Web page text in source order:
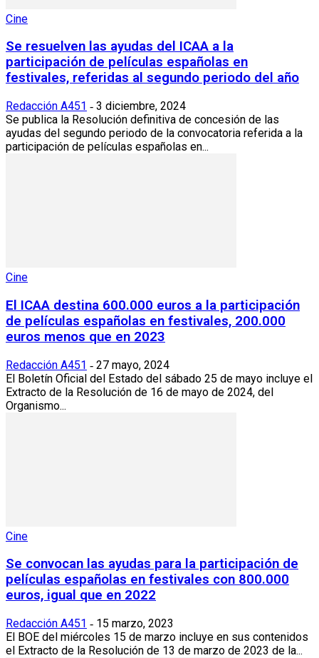
Cine
Se resuelven las ayudas del ICAA a la
participación de películas españolas en
festivales, referidas al segundo periodo del año
Redacción A451 - 3 diciembre, 2024
Se publica la Resolución definitiva de concesión de las
ayudas del segundo periodo de la convocatoria referida a la
participación de películas españolas en...
Cine
El ICAA destina 600.000 euros a la participación
de películas españolas en festivales, 200.000
euros menos que en 2023
Redacción A451 - 27 mayo, 2024
El Boletín Oficial del Estado del sábado 25 de mayo incluye el
Extracto de la Resolución de 16 de mayo de 2024, del
Organismo...
Cine
Se convocan las ayudas para la participación de
películas españolas en festivales con 800.000
euros, igual que en 2022
Redacción A451 - 15 marzo, 2023
El BOE del miércoles 15 de marzo incluye en sus contenidos
el Extracto de la Resolución de 13 de marzo de 2023 de la...